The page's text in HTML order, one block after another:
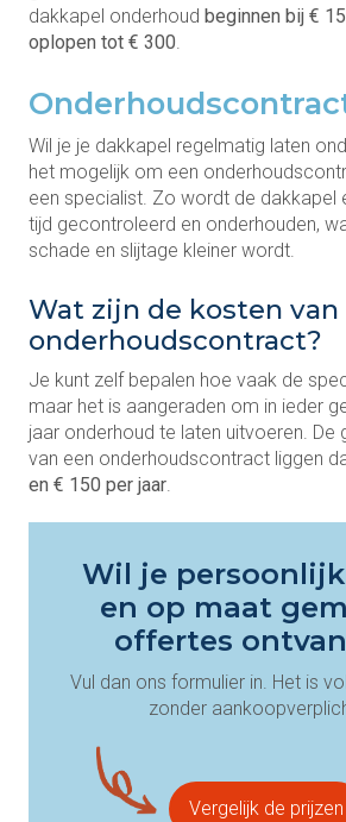
dakkapel onderhoud beginnen bij €
oplopen tot € 300.
Wil je je dakkapel regelmatig laten
het mogelijk om een
een specialist. Zo wordt de dakkapel
tijd gecontroleerd en onderhouden,
schade en slijtage kleiner wordt.
Wat zijn de kosten van
onderhoudscontract?
Je kunt zelf bepalen hoe vaak de
maar het is aangeraden om in ieder
jaar onderhoud te laten uitvoeren. De
van een onderhoudscontract liggen
en € 150 per jaar.
Wil je
en op maat
offertes
Vul dan ons formulier in. Het is
zonder
Vergelijk de prijzen